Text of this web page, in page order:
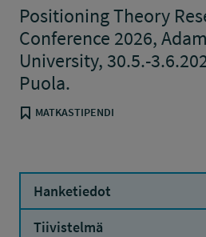
Positioning Theory
Conference 2026,
University, 30.5.-
Puola.
MATKASTIPENDI
Hanketiedot
Tiivistelmä